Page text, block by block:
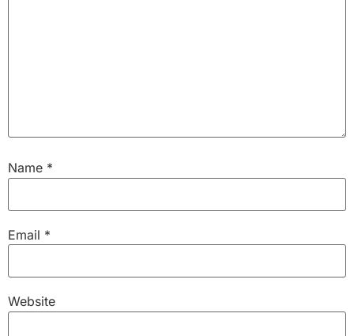
Name *
Email *
Website